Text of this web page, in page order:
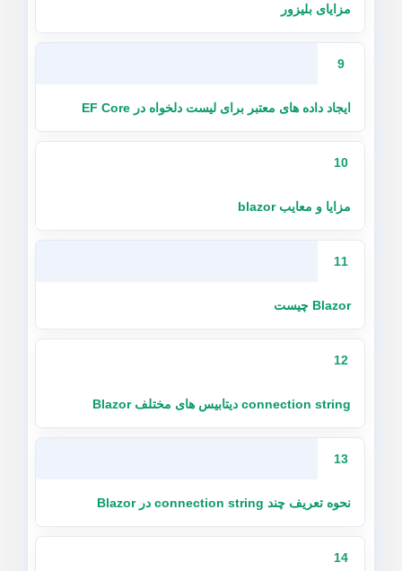
مزایای بلیزور
9
ایجاد داده های معتبر برای لیست دلخواه در EF Core
10
مزایا و معایب blazor
11
Blazor چیست
12
connection string دیتابیس های مختلف Blazor
13
نحوه تعریف چند connection string در Blazor
14